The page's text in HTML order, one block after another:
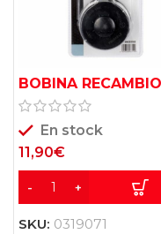
BOBINA RECAMBIO
CORTABORDES
POWXG30033/35 2U
En stock
11,90€
SKU: 0319071